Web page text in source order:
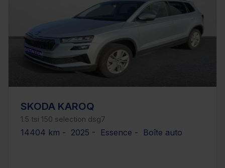
SKODA KAROQ
1.5 tsi 150 selection dsg7
14404 km - 2025 - Essence - Boîte auto